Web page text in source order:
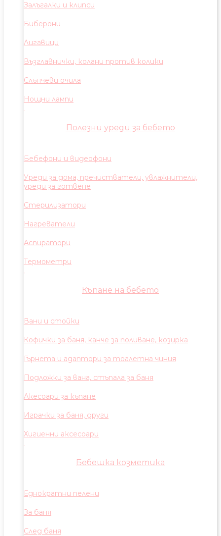
Залъгалки и клипси
Биберони
Лигавици
Възглавнички, колани против колики
Слънчеви очила
Нощни лампи
Полезни уреди за бебето
Бебефони и видеофони
Уреди за дома, пречистватели, увлажнители,
уреди за готвене
Стерилизатори
Нагреватели
Аспиратори
Термометри
Къпане на бебето
Вани и стойки
Кофички за баня, канче за поливане, козирка
Гърнета и адаптори за тоалетна чиния
Подложки за вана, стъпала за баня
Акесоари за къпане
Играчки за баня, други
Хигиенни аксесоари
Бебешка козметика
Еднократни пелени
За баня
След баня